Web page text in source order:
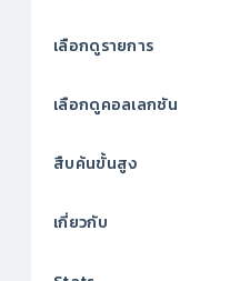
เลือกดูรายการ
เลือกดูคอลเลกชัน
สืบค้นขั้นสูง
เกี่ยวกับ